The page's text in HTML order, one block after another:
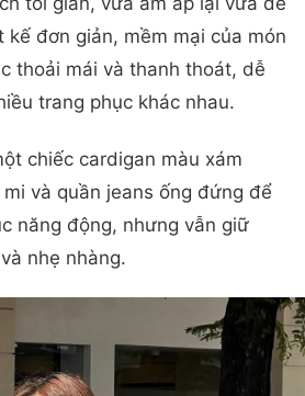
kế đơn giản, mềm mại của món
thoải mái và thanh thoát, dễ
trang phục khác nhau.
chiếc cardigan màu xám
và quần jeans ống đứng để
năng động, nhưng vẫn giữ
nhẹ nhàng.